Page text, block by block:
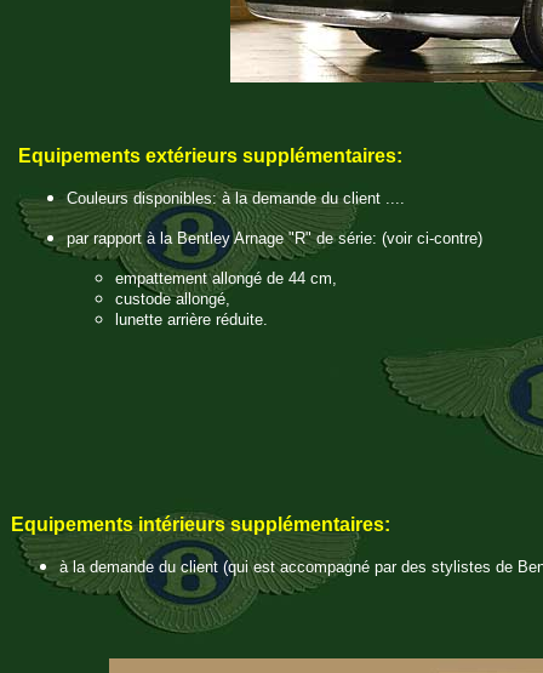
Equipements extérieurs supplémentaires:
Couleurs disponibles: à la demande du client ....
par rapport à la Bentley Arnage "R" de série: (voir ci-contre)
empattement allongé de 44 cm,
custode allongé,
lunette arrière réduite.
Equipements intérieurs supplémentaires:
à la demande du client (qui est accompagné par des stylistes de